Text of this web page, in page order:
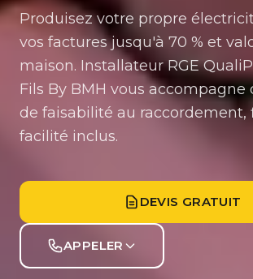
Produisez votre propre
vos factures jusqu'à 70 % et
maison. Installateur RGE
Fils By BMH vous accompagne
de faisabilité au
facilité inclus.
DEVIS GRATUIT
APPELER